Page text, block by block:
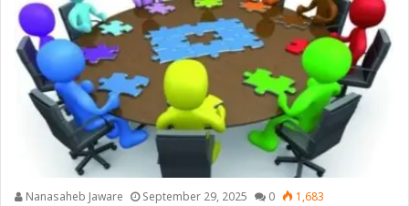
Nanasaheb Jaware September 29, 2025 0 1,683